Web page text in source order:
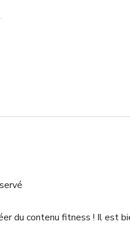
du contenu fitness ! Il est